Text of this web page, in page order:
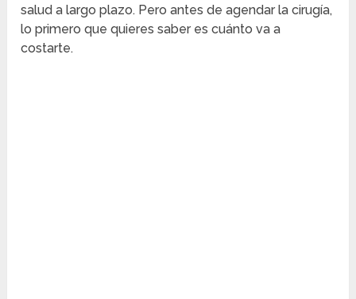
salud a largo plazo. Pero antes de agendar la cirugía,
lo primero que quieres saber es cuánto va a
costarte.